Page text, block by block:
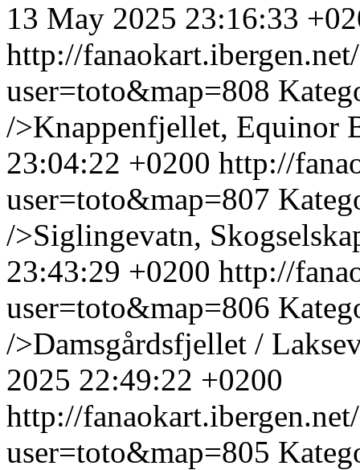
13 May 2025 23:16:33
http://
user=toto&map=808
/>Knappenfjellet, Equinor
23:04:22 +0200 http://
user=toto&map=807
/>Siglingevatn,
23:43:29 +0200 http://
user=toto&map=806
/>Damsgårdsfjellet /
2025 22:49:22 +0200
http://
user=toto&map=805